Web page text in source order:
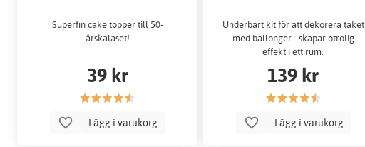
Superfin cake topper till 50-
årskalaset!
39 kr
Lägg i varukorg
Underbart kit för att dekorera taket
med ballonger - skapar otrolig
effekt i ett rum.
139 kr
Lägg i varukorg